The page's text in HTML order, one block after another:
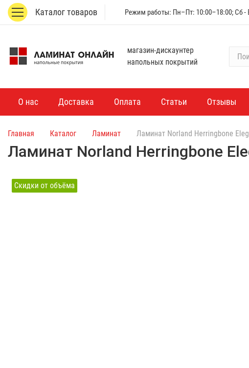
Каталог товаров Режим работы: Пн–Пт: 10:00–18:00; Сб -
магазин-дискаунтер
напольных покрытий
с
к
к
а
т
О нас Доставка Оплата Статьи Отзывы
Главная Каталог Ламинат Ламинат Norland Herringbone
Ламинат Norland Herringbone
Скидки от объёма